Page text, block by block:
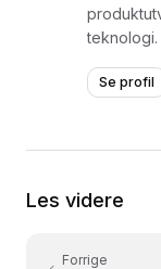
design
Se profil
Les videre
Forrige